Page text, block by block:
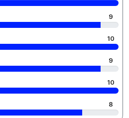
9
10
9
10
8